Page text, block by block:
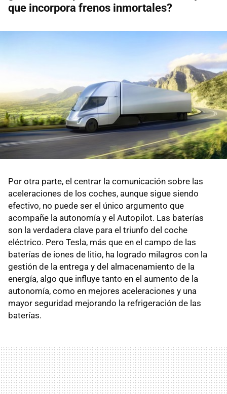
que incorpora frenos inmortales?
Por otra parte, el centrar la comunicación sobre las
aceleraciones de los coches, aunque sigue siendo
efectivo, no puede ser el único argumento que
acompañe la autonomía y el Autopilot. Las baterías
son la verdadera clave para el triunfo del coche
eléctrico. Pero Tesla, más que en el campo de las
baterías de iones de litio, ha logrado milagros con la
gestión de la entrega y del almacenamiento de la
energía, algo que influye tanto en el aumento de la
autonomía, como en mejores aceleraciones y una
mayor seguridad mejorando la refrigeración de las
baterías.